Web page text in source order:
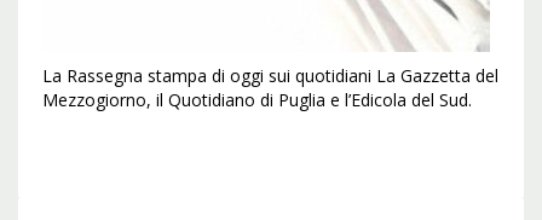
La Rassegna stampa di oggi sui quotidiani La Gazzetta del
Mezzogiorno, il Quotidiano di Puglia e l’Edicola del Sud.